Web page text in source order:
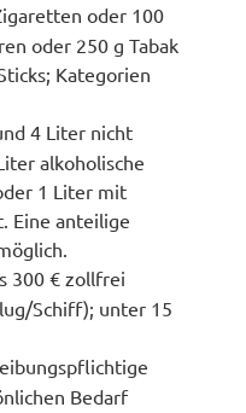
oder 100
oder 250 g Tabak
Kategorien
4 Liter nicht
alkoholische
1 Liter mit
Eine anteilige
300 € zollfrei
Schiff); unter 15
Bedarf